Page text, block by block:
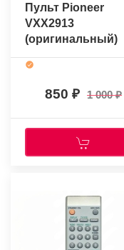
Пульт Pioneer
VXX2913
(оригинальный)
850 1 000